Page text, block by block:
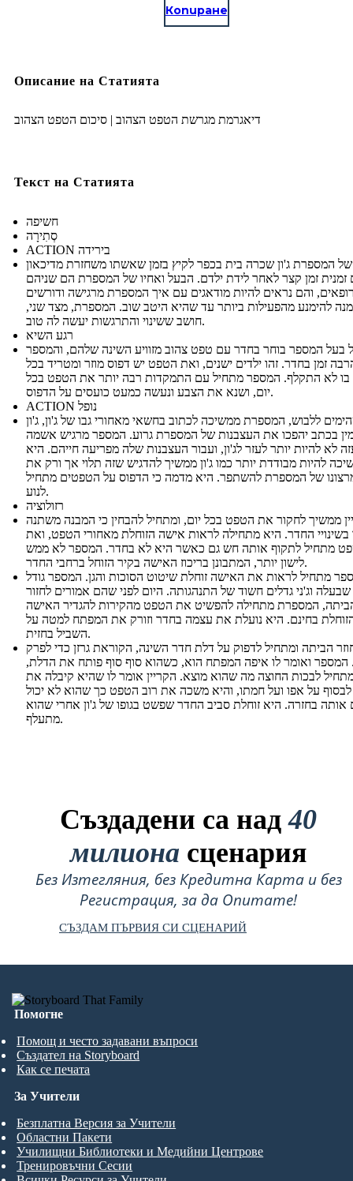
Копиране
Описание на Статията
דיאגרמת מגרשת הטפט הצהוב | סיכום הטפט הצהוב
Текст на Статията
חשיפה
סְתִירָה
ACTION בירידה
המספרת ג'ון שכרה בית בכפר לקיץ בזמן שאשתו משחזרת מדיכאון
זמנית זמן קצר לאחר לידת ילדם. הבעל ואחיו של המספרת הם שניהם
והם נראים להיות מודאגים עם איך המספרת מרגישה ודורשים
להימנע מהפעילות ביותר עד שהיא היטב שוב. המספרת, מצד שני,
חושב ששינוי והתרגשות יעשה לה טוב.
רגע השיא
בעל המספר בוחר בחדר עם טפט צהוב מזוויע השינה שלהם, והמספר
זמן בחדר. זהו ילדים ישנים, ואת הטפט יש דפוס מוזר ומטריד בכל
בו לא התקלף. המספר מתחיל עם התמקדות רבה יותר את הטפט בכל
יום, ושנא את הצבע ונעשה כמעט כועסים על הדפוס.
ACTION נופל
ללבוש, המספרת ממשיכה לכתוב בחשאי מאחורי גבו של ג'ון, ג'ון
בכתב יהפכו את העצבנות של המספרת גרוע. המספר מרגיש אשמה
לא להיות יותר לעזר לג'ון, ועבור העצבנות שלה מפריעה חייהם. היא
להיות מבודדת יותר כמו ג'ון ממשיך להדגיש שזה תלוי אך ורק את
של המספרת להשתפר. היא מדמה כי הדפוס על הטפטים מתחיל
לנוע.
רזולוציה
ממשיך לחקור את הטפט בכל יום, ומתחיל להבחין כי המבנה משתנה
בשינויי החדר. היא מתחילה לראות אישה הזוחלת מאחורי הטפט, ואת
מתחיל לתקוף אותה חש גם כאשר היא לא בחדר. המספר לא ממש
לישון יותר, המתבונן בריכוז האישה בקיר הזוחל ברחבי החדר.
מתחיל לראות את האישה זוחלת שיטוט הסוכות והגן. המספר גודל
וג'ני גדלים חשוד של התנהגותה. היום לפני שהם אמורים לחזור
המספרת מתחילה להפשיט את הטפט מהקירות להגדיר האישה
בחינם. היא נועלת את עצמה בחדר וזורק את המפתח למטה על
השביל בחזית.
חוזר הביתה ומתחיל לדפוק על דלת חדר השינה, הקוראת גרזן כדי לפרק
המספר ואומר לו איפה המפתח הוא, כשהוא סוף סוף פותח את הדלת,
לבכות החוצה מה שהוא מוצא. הקריין אומר לו שהיא קיבלה את
על אפו ועל חמתו, והיא משכה את רוב הטפט כך שהוא לא יכול
אותה בחזרה. היא זוחלת סביב החדר שפשט בגופו של ג'ון אחרי שהוא
מתעלף.
Създадени са над40
милиона сценария
Без Изтегляния, без Кредитна Карта и без
Регистрация, за да Опитате!
СЪЗДАМ ПЪРВИЯ СИ СЦЕНАРИЙ
Помогне
Помощ и често задавани въпроси
Създател на Storyboard
Как се печата
За Учители
Безплатна Версия за Учители
Областни Пакети
Училищни Библиотеки и Медийни Центрове
Тренировъчни Сесии